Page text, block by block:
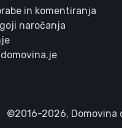
in komentiranja
naročanja
©2016-2026, Domovina